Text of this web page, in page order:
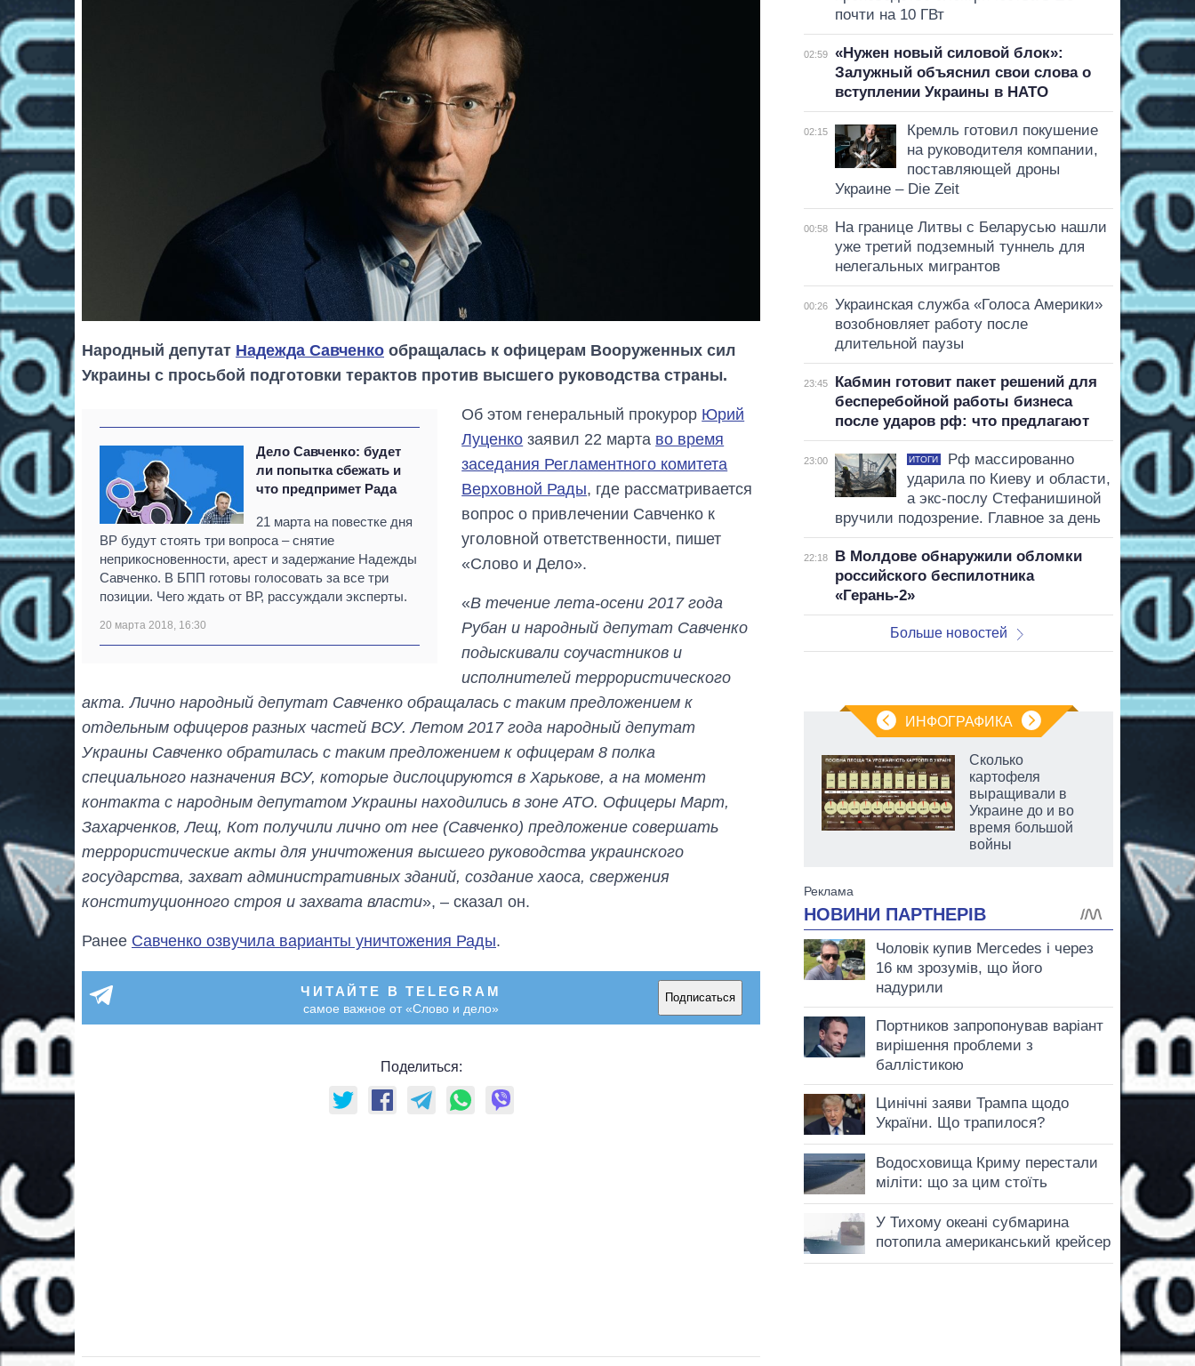
Народный депутат Надежда Савченко обращалась к офицерам Вооруженных сил
Украины с просьбой подготовки терактов против высшего руководства страны.
Дело Савченко: будет
ли попытка сбежать и
что предпримет Рада
21 марта на повестке дня
ВР будут стоять три вопроса – снятие
неприкосновенности, арест и задержание Надежды
Савченко. В БПП готовы голосовать за все три
позиции. Чего ждать от ВР, рассуждали эксперты.
20 марта 2018, 16:30
Об этом генеральный прокурор Юрий
Луценко заявил 22 марта во время
заседания Регламентного комитета
Верховной Рады, где рассматривается
вопрос о привлечении Савченко к
уголовной ответственности, пишет
«Слово и Дело».
«В течение лета-осени 2017 года
Рубан и народный депутат Савченко
подыскивали соучастников и
исполнителей террористического
акта. Лично народный депутат Савченко обращалась с таким предложением к
отдельным офицеров разных частей ВСУ. Летом 2017 года народный депутат
Украины Савченко обратилась с таким предложением к офицерам 8 полка
специального назначения ВСУ, которые дислоцируются в Харькове, а на момент
контакта с народным депутатом Украины находились в зоне АТО. Офицеры Март,
Захарченков, Лещ, Кот получили лично от нее (Савченко) предложение совершать
террористические акты для уничтожения высшего руководства украинского
государства, захват административных зданий, создание хаоса, свержения
конституционного строя и захвата власти», – сказал он.
Ранее Савченко озвучила варианты уничтожения Рады.
ЧИТАЙТЕ В TELEGRAM
самое важное от «Слово и дело»
Подписаться
Поделиться:
почти на 10 ГВт
02:59
«Нужен новый силовой блок»:
Залужный объяснил свои слова о
вступлении Украины в НАТО
02:15
Кремль готовил покушение
на руководителя компании,
поставляющей дроны
Украине – Die Zeit
00:58
На границе Литвы с Беларусью нашли
уже третий подземный туннель для
нелегальных мигрантов
00:26
Украинская служба «Голоса Америки»
возобновляет работу после
длительной паузы
23:45
Кабмин готовит пакет решений для
бесперебойной работы бизнеса
после ударов рф: что предлагают
23:00 ИТОГИ
Рф массированно
ударила по Киеву и области,
а экс-послу Стефанишиной
вручили подозрение. Главное за день
22:18
В Молдове обнаружили обломки
российского беспилотника
«Герань-2»
Больше новостей
ИНФОГРАФИКА
тарифы на
холодную воду в
городах Украины
на начало августа
Сколько
картофеля
выращивали в
Украине до и во
время большой
войны